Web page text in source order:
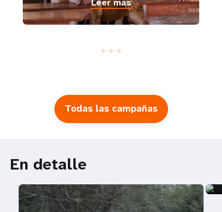
Leer más
Todas las campañas
En detalle